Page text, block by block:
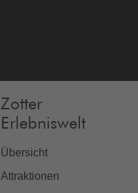
Zotter
Erlebniswelt
Übersicht
Attraktionen